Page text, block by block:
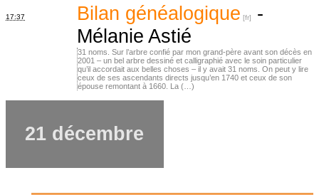
d’ancêtres
17:37 Bilan généalogique
-
Mélanie Astié
31 noms. Sur l’arbre confié par mon grand-père avant son décès en
2001 – un bel arbre dessiné et calligraphié avec le soin particulier
qu’il accordait aux belles choses – il y avait 31 noms. On peut y lire
ceux de ses ascendants directs jusqu’en 1740 et ceux de son
épouse remontant à 1660. La (…)
21 décembre